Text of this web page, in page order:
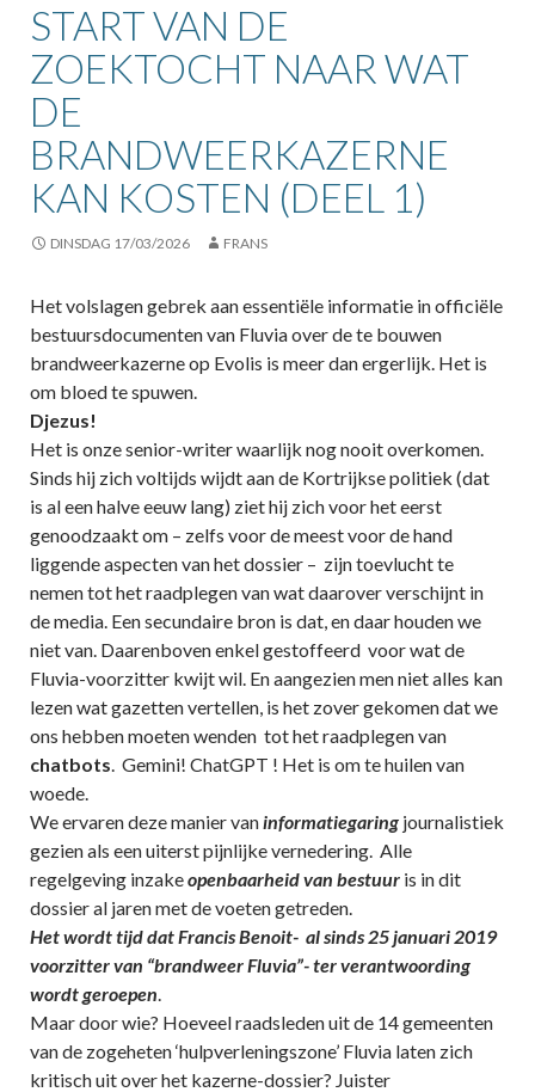
START VAN DE
ZOEKTOCHT NAAR WAT
DE
BRANDWEERKAZERNE
KAN KOSTEN (DEEL 1)
DINSDAG 17/03/2026 FRANS
Het volslagen gebrek aan essentiële informatie in officiële
bestuursdocumenten van Fluvia over de te bouwen
brandweerkazerne op Evolis is meer dan ergerlijk. Het is
om bloed te spuwen.
Djezus!
Het is onze senior-writer waarlijk nog nooit overkomen.
Sinds hij zich voltijds wijdt aan de Kortrijkse politiek (dat
is al een halve eeuw lang) ziet hij zich voor het eerst
genoodzaakt om – zelfs voor de meest voor de hand
liggende aspecten van het dossier – zijn toevlucht te
nemen tot het raadplegen van wat daarover verschijnt in
de media. Een secundaire bron is dat, en daar houden we
niet van. Daarenboven enkel gestoffeerd voor wat de
Fluvia-voorzitter kwijt wil. En aangezien men niet alles kan
lezen wat gazetten vertellen, is het zover gekomen dat we
ons hebben moeten wenden tot het raadplegen van
chatbots. Gemini! ChatGPT ! Het is om te huilen van
woede.
We ervaren deze manier vaninformatiegaring journalistiek
gezien als een uiterst pijnlijke vernedering. Alle
regelgeving inzakeopenbaarheid van bestuur is in dit
dossier al jaren met de voeten getreden.
Het wordt tijd dat Francis Benoit- al sinds 25 januari 2019
voorzitter van “brandweer Fluvia”- ter verantwoording
wordt geroepen.
Maar door wie? Hoeveel raadsleden uit de 14 gemeenten
van de zogeheten ‘hulpverleningszone’ Fluvia laten zich
kritisch uit over het kazerne-dossier? Juister